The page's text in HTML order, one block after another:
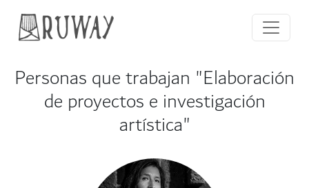
Personas que trabajan "Elaboración
de proyectos e investigación
artística"